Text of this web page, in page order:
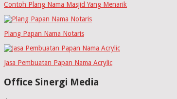
Contoh Plang Nama Masjid Yang Menarik
Plang Papan Nama Notaris
Jasa Pembuatan Papan Nama Acrylic
Office Sinergi Media